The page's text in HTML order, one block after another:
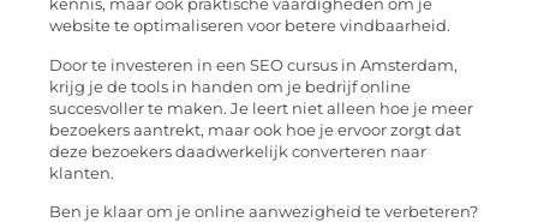
kennis, maar ook praktische vaardigheden om je
website te optimaliseren voor betere vindbaarheid.
Door te investeren in een SEO cursus in Amsterdam,
krijg je de tools in handen om je bedrijf online
succesvoller te maken. Je leert niet alleen hoe je meer
bezoekers aantrekt, maar ook hoe je ervoor zorgt dat
deze bezoekers daadwerkelijk converteren naar
klanten.
Ben je klaar om je online aanwezigheid te verbeteren?